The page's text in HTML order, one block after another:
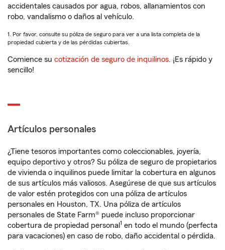
accidentales causados por agua, robos, allanamientos con
robo, vandalismo o daños al vehículo.
1. Por favor, consulte su póliza de seguro para ver a una lista completa de la
propiedad cubierta y de las pérdidas cubiertas.
Comience su cotización de seguro de inquilinos. ¡Es rápido y
sencillo!
Artículos personales
¿Tiene tesoros importantes como coleccionables, joyería,
equipo deportivo y otros? Su póliza de seguro de propietarios
de vivienda o inquilinos puede limitar la cobertura en algunos
de sus artículos más valiosos. Asegúrese de que sus artículos
de valor estén protegidos con una póliza de artículos
personales en Houston, TX. Una póliza de artículos
personales de State Farm® puede incluso proporcionar
cobertura de propiedad personal 1 en todo el mundo (perfecta
para vacaciones) en caso de robo, daño accidental o pérdida.